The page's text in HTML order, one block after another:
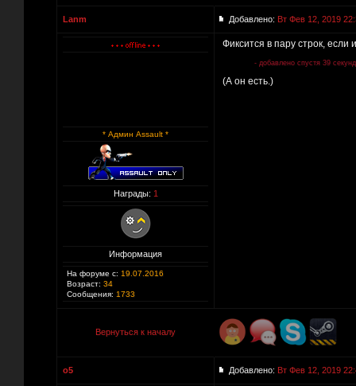
Lanm Добавлено: Вт Фев 12, 2019
* Админ Assault *
Награды: 1
Информация
На форуме с: 19.07.2016
Возраст: 34
Сообщения: 1733
Фиксится в пару строк, если
- добавлено спустя 39
(А он есть.)
Вернуться к началу
o5 Добавлено: Вт Фев 12, 2019